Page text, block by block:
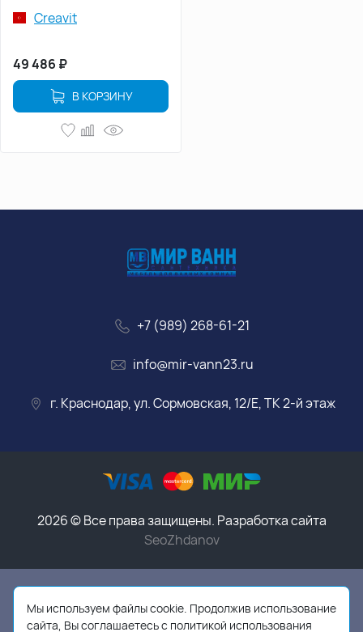
Creavit
49 486 ₽
В КОРЗИНУ
+7 (989) 268-61-21
info@mir-vann23.ru
г. Краснодар, ул. Сормовская, 12/Е, ТК 2-й этаж
2026 © Все права защищены. Разработка сайта
SeoZhdanov
Данный интернет-магазин носит исключительно
информационный характер и ни при каких условиях
информационные материалы, размеры, фото и цены
Мы используем файлы cookie. Продолжив использование
сайта, Вы соглашаетесь с политикой использования